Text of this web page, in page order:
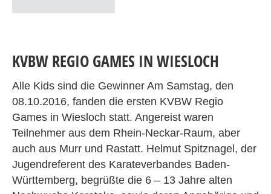
KVBW REGIO GAMES IN WIESLOCH
Alle Kids sind die Gewinner Am Samstag, den
08.10.2016, fanden die ersten KVBW Regio
Games in Wiesloch statt. Angereist waren
Teilnehmer aus dem Rhein-Neckar-Raum, aber
auch aus Murr und Rastatt. Helmut Spitznagel, der
Jugendreferent des Karateverbandes Baden-
Württemberg, begrüßte die 6 – 13 Jahre alten